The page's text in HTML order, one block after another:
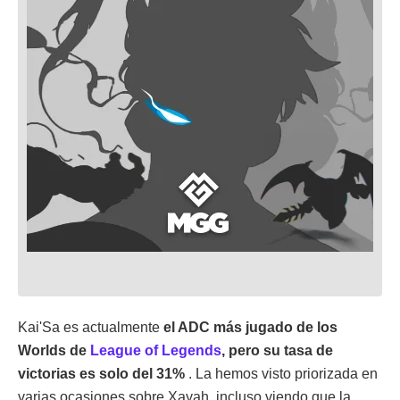
Kai'Sa es actualmente el ADC más jugado de los
Worlds de League of Legends, pero su tasa de
victorias es solo del 31% . La hemos visto priorizada en
varias ocasiones sobre Xayah, incluso viendo que la